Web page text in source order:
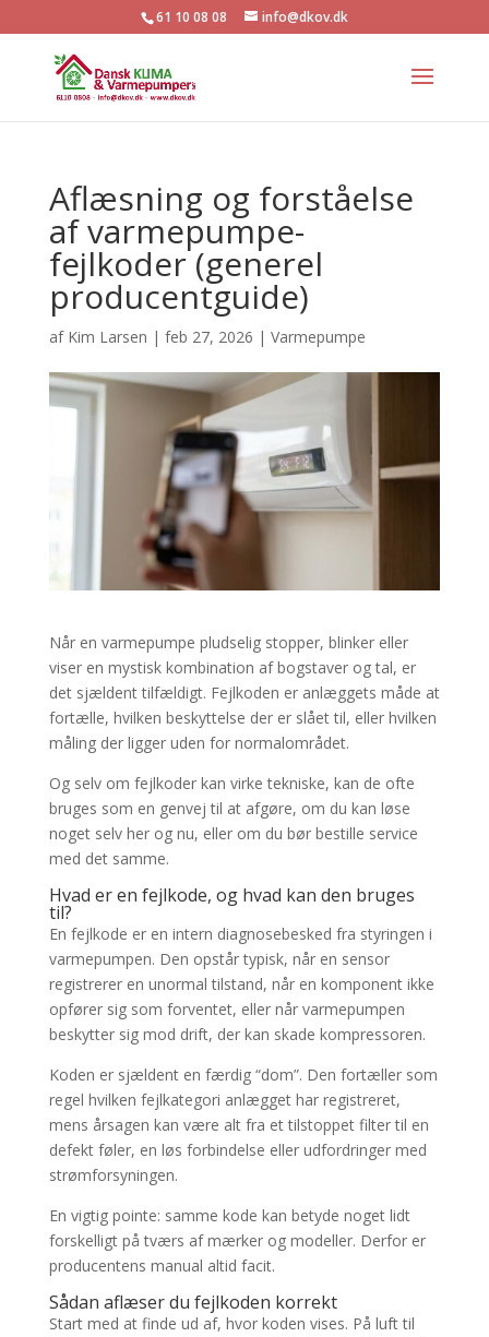
61 10 08 08 info@dkov.dk
Aflæsning og forståelse
af varmepumpe-
fejlkoder (generel
producentguide)
af Kim Larsen | feb 27, 2026 | Varmepumpe
Når en varmepumpe pludselig stopper, blinker eller
viser en mystisk kombination af bogstaver og tal, er
det sjældent tilfældigt. Fejlkoden er anlæggets måde at
fortælle, hvilken beskyttelse der er slået til, eller hvilken
måling der ligger uden for normalområdet.
Og selv om fejlkoder kan virke tekniske, kan de ofte
bruges som en genvej til at afgøre, om du kan løse
noget selv her og nu, eller om du bør bestille service
med det samme.
Hvad er en fejlkode, og hvad kan den bruges
til?
En fejlkode er en intern diagnosebesked fra styringen i
varmepumpen. Den opstår typisk, når en sensor
registrerer en unormal tilstand, når en komponent ikke
opfører sig som forventet, eller når varmepumpen
beskytter sig mod drift, der kan skade kompressoren.
Koden er sjældent en færdig “dom”. Den fortæller som
regel hvilken fejlkategori anlægget har registreret,
mens årsagen kan være alt fra et tilstoppet filter til en
defekt føler, en løs forbindelse eller udfordringer med
strømforsyningen.
En vigtig pointe: samme kode kan betyde noget lidt
forskelligt på tværs af mærker og modeller. Derfor er
producentens manual altid facit.
Sådan aflæser du fejlkoden korrekt
Start med at finde ud af, hvor koden vises. På luft til